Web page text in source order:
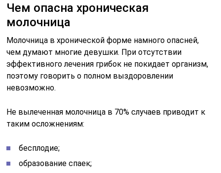
Чем опасна хроническая
молочница
Молочница в хронической форме намного опасней,
чем думают многие девушки. При отсутствии
эффективного лечения грибок не покидает организм,
поэтому говорить о полном выздоровлении
невозможно.
Не вылеченная молочница в 70% случаев приводит к
таким осложнениям:
бесплодие;
образование спаек;